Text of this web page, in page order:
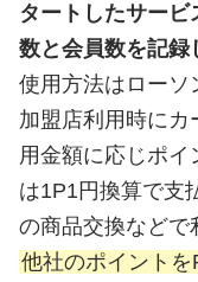
タートしたサー
数と会員数を記録
使用方法はローソ
加盟店利用時にカ
用金額に応じポイ
は1P1円換算で支
の商品交換などで
他社のポイント